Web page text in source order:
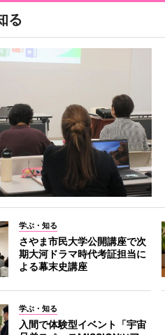
る
学ぶ・知る
さやま市民大学公開講座で次
期大河ドラマ時代考証担当に
よる幕末史講座
学ぶ・知る
入間で体験型イベント「宇宙